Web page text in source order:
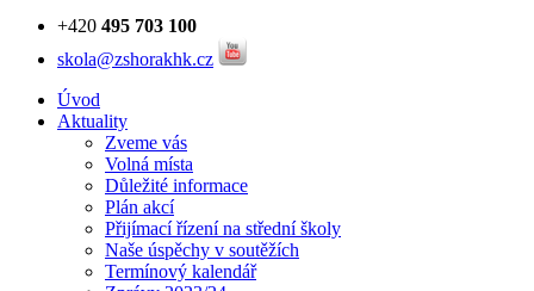
+420 495 703 100
skola@zshorakhk.cz
Úvod
Aktuality
Zveme vás
Volná místa
Důležité informace
Plán akcí
Přijímací řízení na střední školy
Naše úspěchy v soutěžích
Termínový kalendář